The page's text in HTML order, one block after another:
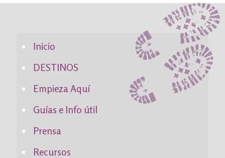
Inicio
DESTINOS
Empieza Aquí
Guías e Info útil
Prensa
Recursos